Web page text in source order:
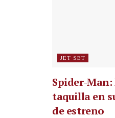
JET SET
Spider-
taquilla en
de estreno